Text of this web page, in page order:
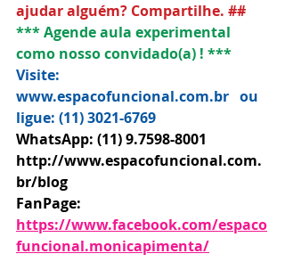
ajudar alguém? Compartilhe. ##
*** Agende aula experimental
como nosso convidado(a) ! ***
Visite:
www.espacofuncional.com.br   ou
ligue: (11) 3021-6769
WhatsApp: (11) 9.7598-8001
http://www.espacofuncional.com.
br/blog
FanPage:
https://www.facebook.com/espaco
funcional.monicapimenta/